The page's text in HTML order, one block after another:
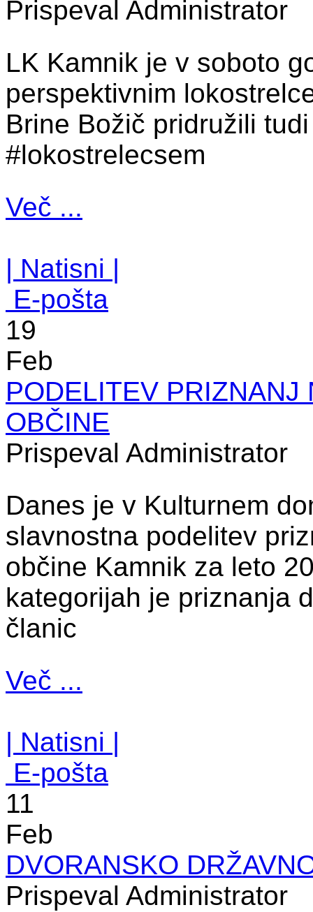
Prispeval Administrator
LK Kamnik je v soboto
perspektivnim
Brine Božič pridružili
#lokostrelecsem
Več ...
| Natisni |
E-pošta
19
Feb
PODELITEV PRIZNANJ
OBČINE
Prispeval Administrator
Danes je v Kulturnem
slavnostna podelitev
občine Kamnik za leto
kategorijah je priznanja
članic
Več ...
| Natisni |
E-pošta
11
Feb
DVORANSKO
Prispeval Administrator